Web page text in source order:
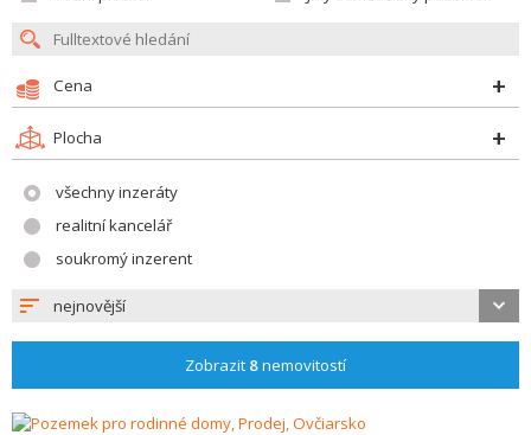
Cena
Plocha
všechny inzeráty
realitní kancelář
soukromý inzerent
nejnovější
Zobrazit 8nemovitostí